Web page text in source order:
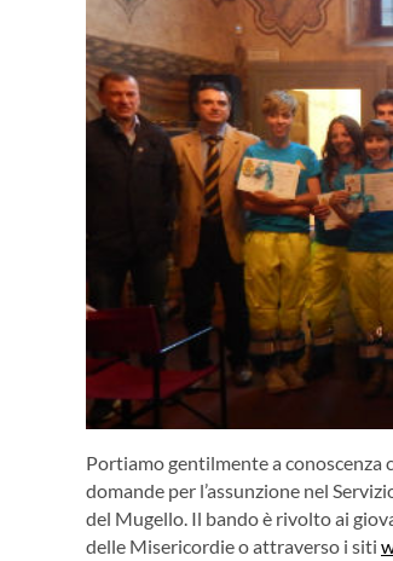
Portiamo gentilmente a conoscenza
domande per l’assunzione nel
del Mugello. Il bando è rivolto ai
delle Misericordie o attraverso i siti